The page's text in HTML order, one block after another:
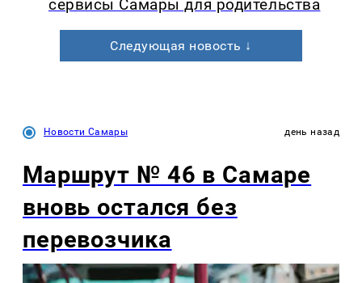
сервисы Самары для родительства
Следующая новость ↓
Новости Самары день назад
Маршрут № 46 в Самаре
вновь остался без
перевозчика